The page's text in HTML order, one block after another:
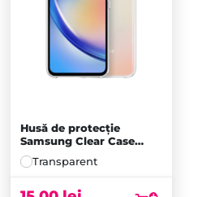
Husă de protecție
Samsung Clear Case
pentru Galaxy A34,
Transparentă
Transparent